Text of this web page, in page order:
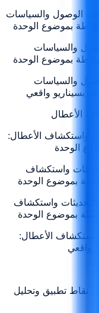
الوصول والسياسات
بموضوع الوحدة
والسياسات
بموضوع الوحدة
والسياسات
بسيناريو واقعي
واستكشاف الأعطال:
الوحدة
واستكشاف
بموضوع الوحدة
التحديثات واستكشاف
بموضوع الوحدة
واستكشاف الأعطال:
واقعي
تخطيط التنفيذ لـ مختبر عملي لإدارة Azure: نقاط تطبيق وتحليل